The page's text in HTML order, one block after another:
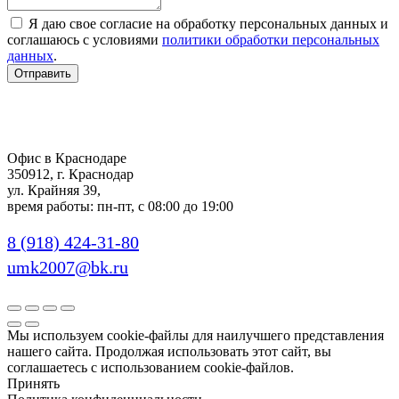
Я даю свое согласие на обработку персональных данных и
соглашаюсь с условиями политики обработки персональных
данных.
Отправить
Офис в Краснодаре
350912, г. Краснодар
ул. Крайняя 39,
время работы: пн-пт, с 08:00 до 19:00
8 (918) 424-31-80
umk2007@bk.ru
Мы используем cookie-файлы для наилучшего представления
нашего сайта. Продолжая использовать этот сайт, вы
соглашаетесь с использованием cookie-файлов.
Принять